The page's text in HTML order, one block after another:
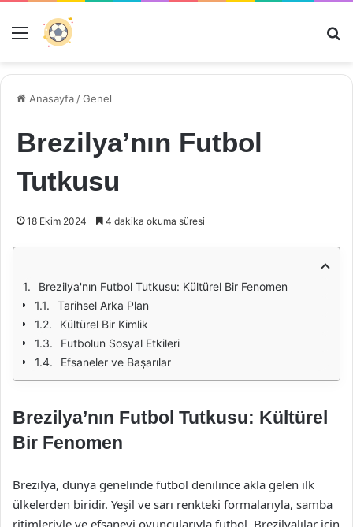
Menü
Anasayfa /Genel
Brezilya’nın Futbol
Tutkusu
18 Ekim 2024 4 dakika okuma süresi
Brezilya'nın Futbol Tutkusu: Kültürel Bir Fenomen
Tarihsel Arka Plan
Kültürel Bir Kimlik
Futbolun Sosyal Etkileri
Efsaneler ve Başarılar
Brezilya’nın Futbol Tutkusu: Kültürel
Bir Fenomen
Brezilya, dünya genelinde futbol denilince akla gelen ilk
ülkelerden biridir. Yeşil ve sarı renkteki formalarıyla, samba
ritimleriyle ve efsanevi oyuncularıyla futbol, Brezilyalılar için